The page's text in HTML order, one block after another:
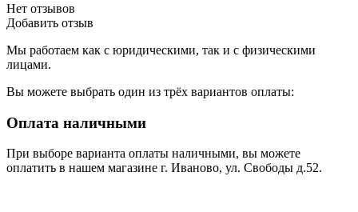
Нет отзывов
Добавить отзыв
Мы работаем как с юридическими, так и с физическими
лицами.
Вы можете выбрать один из трёх вариантов оплаты:
Оплата наличными
При выборе варианта оплаты наличными, вы можете
оплатить в нашем магазине г. Иваново, ул. Свободы д.52.